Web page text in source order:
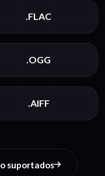
.FLAC
.OGG
.AIFF
suportados